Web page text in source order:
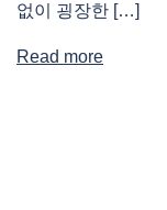
없이 굉장한 […]
Read more